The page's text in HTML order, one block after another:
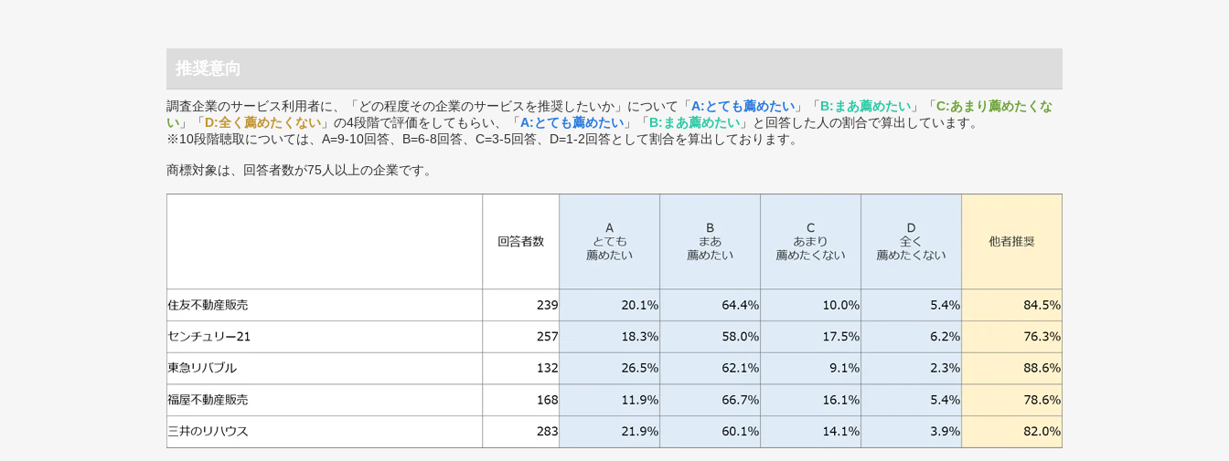
推奨意向
調査企業のサービス利用者に、「どの程度その企業のサービスを推奨したいか」について「A:とても薦めたい 」「B:まあ薦めたい 」「C:あまり薦めたくな
い 」「D:全く薦めたくない 」の4段階で評価をしてもらい、「A:とても薦めたい 」「B:まあ薦めたい 」と回答した人の割合で算出しています。
※10段階聴取については、A=9-10回答、B=6-8回答、C=3-5回答、D=1-2回答として割合を算出しております。
商標対象は、回答者数が75人以上の企業です。